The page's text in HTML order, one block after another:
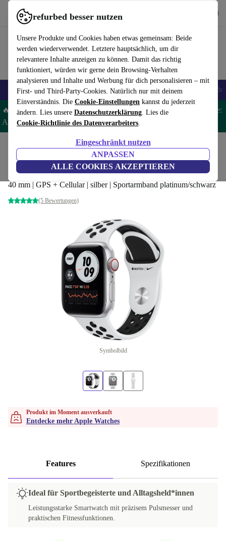
refurbed besser nutzen
Unsere Produkte und Cookies haben etwas gemeinsam: Beide
werden wiederverwendet. Letztere hauptsächlich, um dir
relevantere Inhalte anzeigen zu können. Damit das richtig
funktioniert, würden wir gerne dein Browsing-Verhalten
analysieren und Inhalte und Werbung für dich personalisieren – mit
First- und Third-Party-Cookies. Natürlich nur mit deinem
Einverständnis. Die Cookie-Einstellungen kannst du jederzeit
ändern. Lies unsere Datenschutzerklärung. Lies die
Cookie-Richtlinie des Datenverarbeiters.
Eingeschränkt nutzen
ANPASSEN
ALLE COOKIES AKZEPTIEREN
refurbed schnell und einfach nutzen
🎒 Back to school Handys Laptops Tablets Smartwatches Zubehör
🔥 Spare 5 % EXTRA auf ALLE Apple Watches & AirPods – Code:
AIRWATCH5 -AGB
Smartwatches Apple Watches
Apple Watch Nike SE (2020)
40 mm | GPS + Cellular | silber | Sportarmband platinum/schwarz
(5 Bewertungen)
Symbolbild
Produkt im Moment ausverkauft
Entdecke mehr Apple Watches
Features Spezifikationen
Ideal für Sportbegeisterte und Alltagsheld*innen
Leistungsstarke Smartwatch mit präzisem Pulsmesser und
praktischen Fitnessfunktionen.